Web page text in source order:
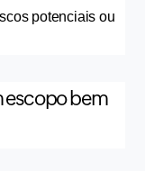
potenciais ou
escopo bem